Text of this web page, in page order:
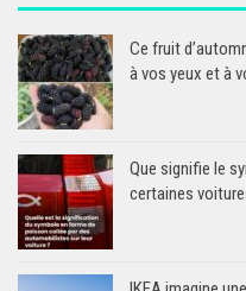
Ce fruit
à vos yeux et à
Que signifie le
certaines